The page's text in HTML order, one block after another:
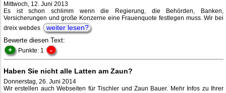
Mittwoch, 12. Juni 2013
Es ist schon schlimm wenn die Regierung, die Behörden, Banken,
Versicherungen und große Konzerne eine Frauenquote festlegen muss. Wir bei
dreix webdes
weiter lesen?
Bewerte diesen Text:
+ Punkte: 1 -
Haben Sie nicht alle Latten am Zaun?
Donnerstag, 26. Juni 2014
Wir erstellen auch Webseiten für Tischler und Zaun Bauer. Mehr Infos zu Ihrer